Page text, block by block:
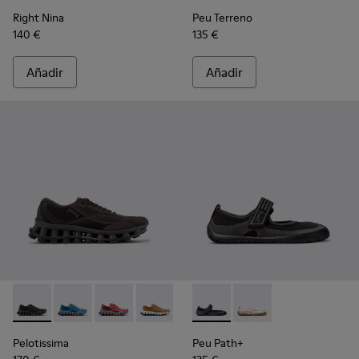
Right Nina
140 €
Añadir
Peu Terreno
135 €
Añadir
Pelotissima - K201922-006 - Zapatillas negras y grises de
Pelotissima - K201922-011 - Zapatillas azules de
Pelotissima - K201922-010 - Zapatillas
Pelotissima - K201922-007 -
Pelotissima
Peu Path+ - K201987-001 -
Peu Path+ -
Peu Path+